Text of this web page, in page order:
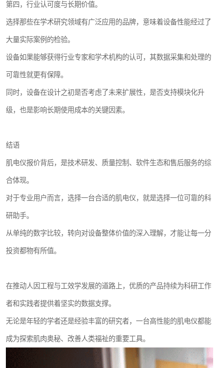
第四，行业认可度与长期价值。
选择那些在学术研究领域有广泛应用的品牌，意味着设备性能经过了
大量实际案例的检验。
设备如果能够获得行业专家和学术机构的认可，其数据采集和处理的
可靠性就更有保障。
同时，设备在设计之初是否考虑了未来扩展性，是否支持模块化升
级，也是影响长期使用成本的关键因素。
结语
肌电仪报价背后，是技术研发、质量控制、软件生态和售后服务的综
合体现。
对于专业用户而言，选择一台合适的肌电仪，就是选择一位可靠的科
研助手。
从单纯的数字比较，转向对设备整体价值的深入理解，才能让每一分
投资都物有所值。
在推动人因工程与工效学发展的道路上，优质的产品持续为科研工作
者和实践者提供着坚实的数据支撑。
无论是年轻的学者还是经验丰富的研究者，一台高性能的肌电仪都能
成为探索肌肉奥秘、改善人类福祉的重要工具。